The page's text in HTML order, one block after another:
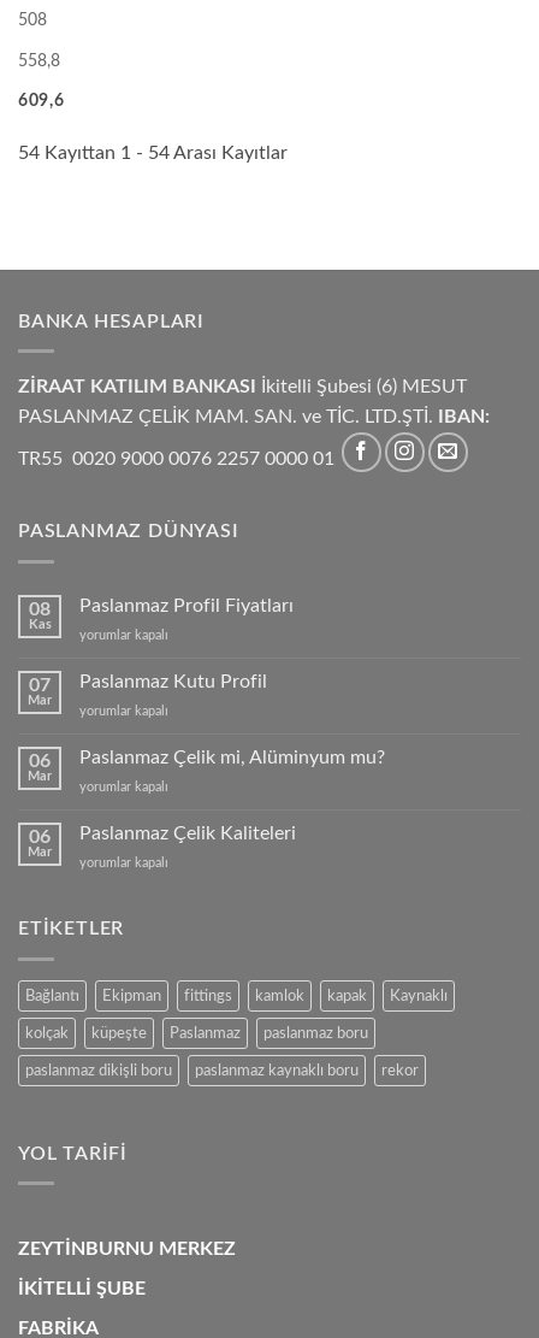
609,6
508
558,8
609,6
54 Kayıttan 1 - 54 Arası Kayıtlar
BANKA HESAPLARI
ZİRAAT KATILIM BANKASI
İkitelli Şubesi (6) MESUT
PASLANMAZ ÇELİK MAM. SAN. ve TİC. LTD.ŞTİ.
IBAN:
TR55 0020 9000 0076 2257 0000 01
PASLANMAZ DÜNYASI
08
Kas
Paslanmaz Profil Fiyatları
Paslanmaz
Fiyatları
yorumlar kapalı
07
Mar
Paslanmaz Kutu Profil
Paslanmaz
Profil
yorumlar kapalı
06
Mar
Paslanmaz Çelik mi, Alüminyum mu?
Paslanmaz
mi,
mu?
yorumlar kapalı
06
Mar
Paslanmaz Çelik Kaliteleri
Paslanmaz
için
yorumlar kapalı
ETIKETLER
Bağlantı Ekipman fittings kamlok kapak Kaynaklı
kolçak küpeşte Paslanmaz paslanmaz boru
paslanmaz dikişli boru paslanmaz kaynaklı boru rekor
YOL TARIFI
ZEYTİNBURNU MERKEZ
İKİTELLİ ŞUBE
FABRİKA